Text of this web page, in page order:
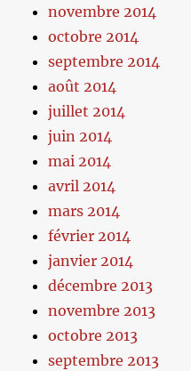
novembre 2014
octobre 2014
septembre 2014
août 2014
juillet 2014
juin 2014
mai 2014
avril 2014
mars 2014
février 2014
janvier 2014
décembre 2013
novembre 2013
octobre 2013
septembre 2013